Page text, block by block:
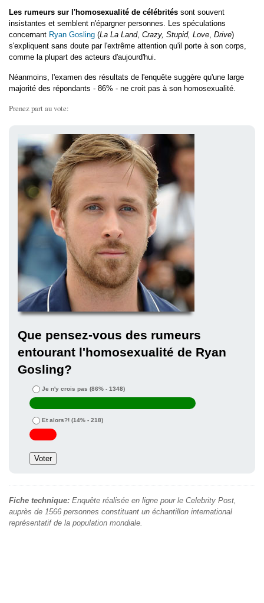
Les rumeurs sur l'homosexualité de célébrités sont souvent
insistantes et semblent n'épargner personnes. Les spéculations
concernant Ryan Gosling (La La Land, Crazy, Stupid, Love, Drive)
s'expliquent sans doute par l'extrême attention qu'il porte à son corps,
comme la plupart des acteurs d'aujourd'hui.
Néanmoins, l'examen des résultats de l'enquête suggère qu'une large
majorité des répondants - 86% - ne croit pas à son homosexualité.
Prenez part au vote:
Que pensez-vous des rumeurs
entourant l'homosexualité de Ryan
Gosling?
Je n'y crois pas (86% - 1348)
Et alors?! (14% - 218)
Fiche technique: Enquête réalisée en ligne pour le Celebrity Post,
auprès de 1566 personnes constituant un échantillon international
représentatif de la population mondiale.